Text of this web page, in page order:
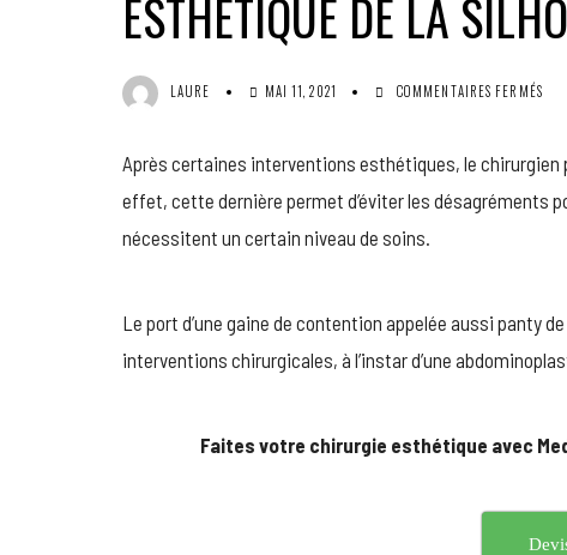
ESTHÉTIQUE DE LA
LAURE MAI 11, 2021 COMMENTAIRES FERMÉS
DE
DE
?
?
Après certaines interventions esthétiques, le chirurgien
effet, cette dernière permet d’éviter les
nécessitent un certain niveau de soins.
Le port d’une gaine de contention appelée aussi panty
interventions chirurgicales, à l’instar d’une
Faites votre chirurgie esthétique avec